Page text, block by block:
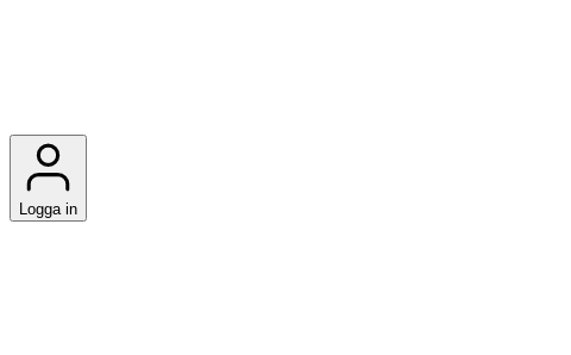
Logga in